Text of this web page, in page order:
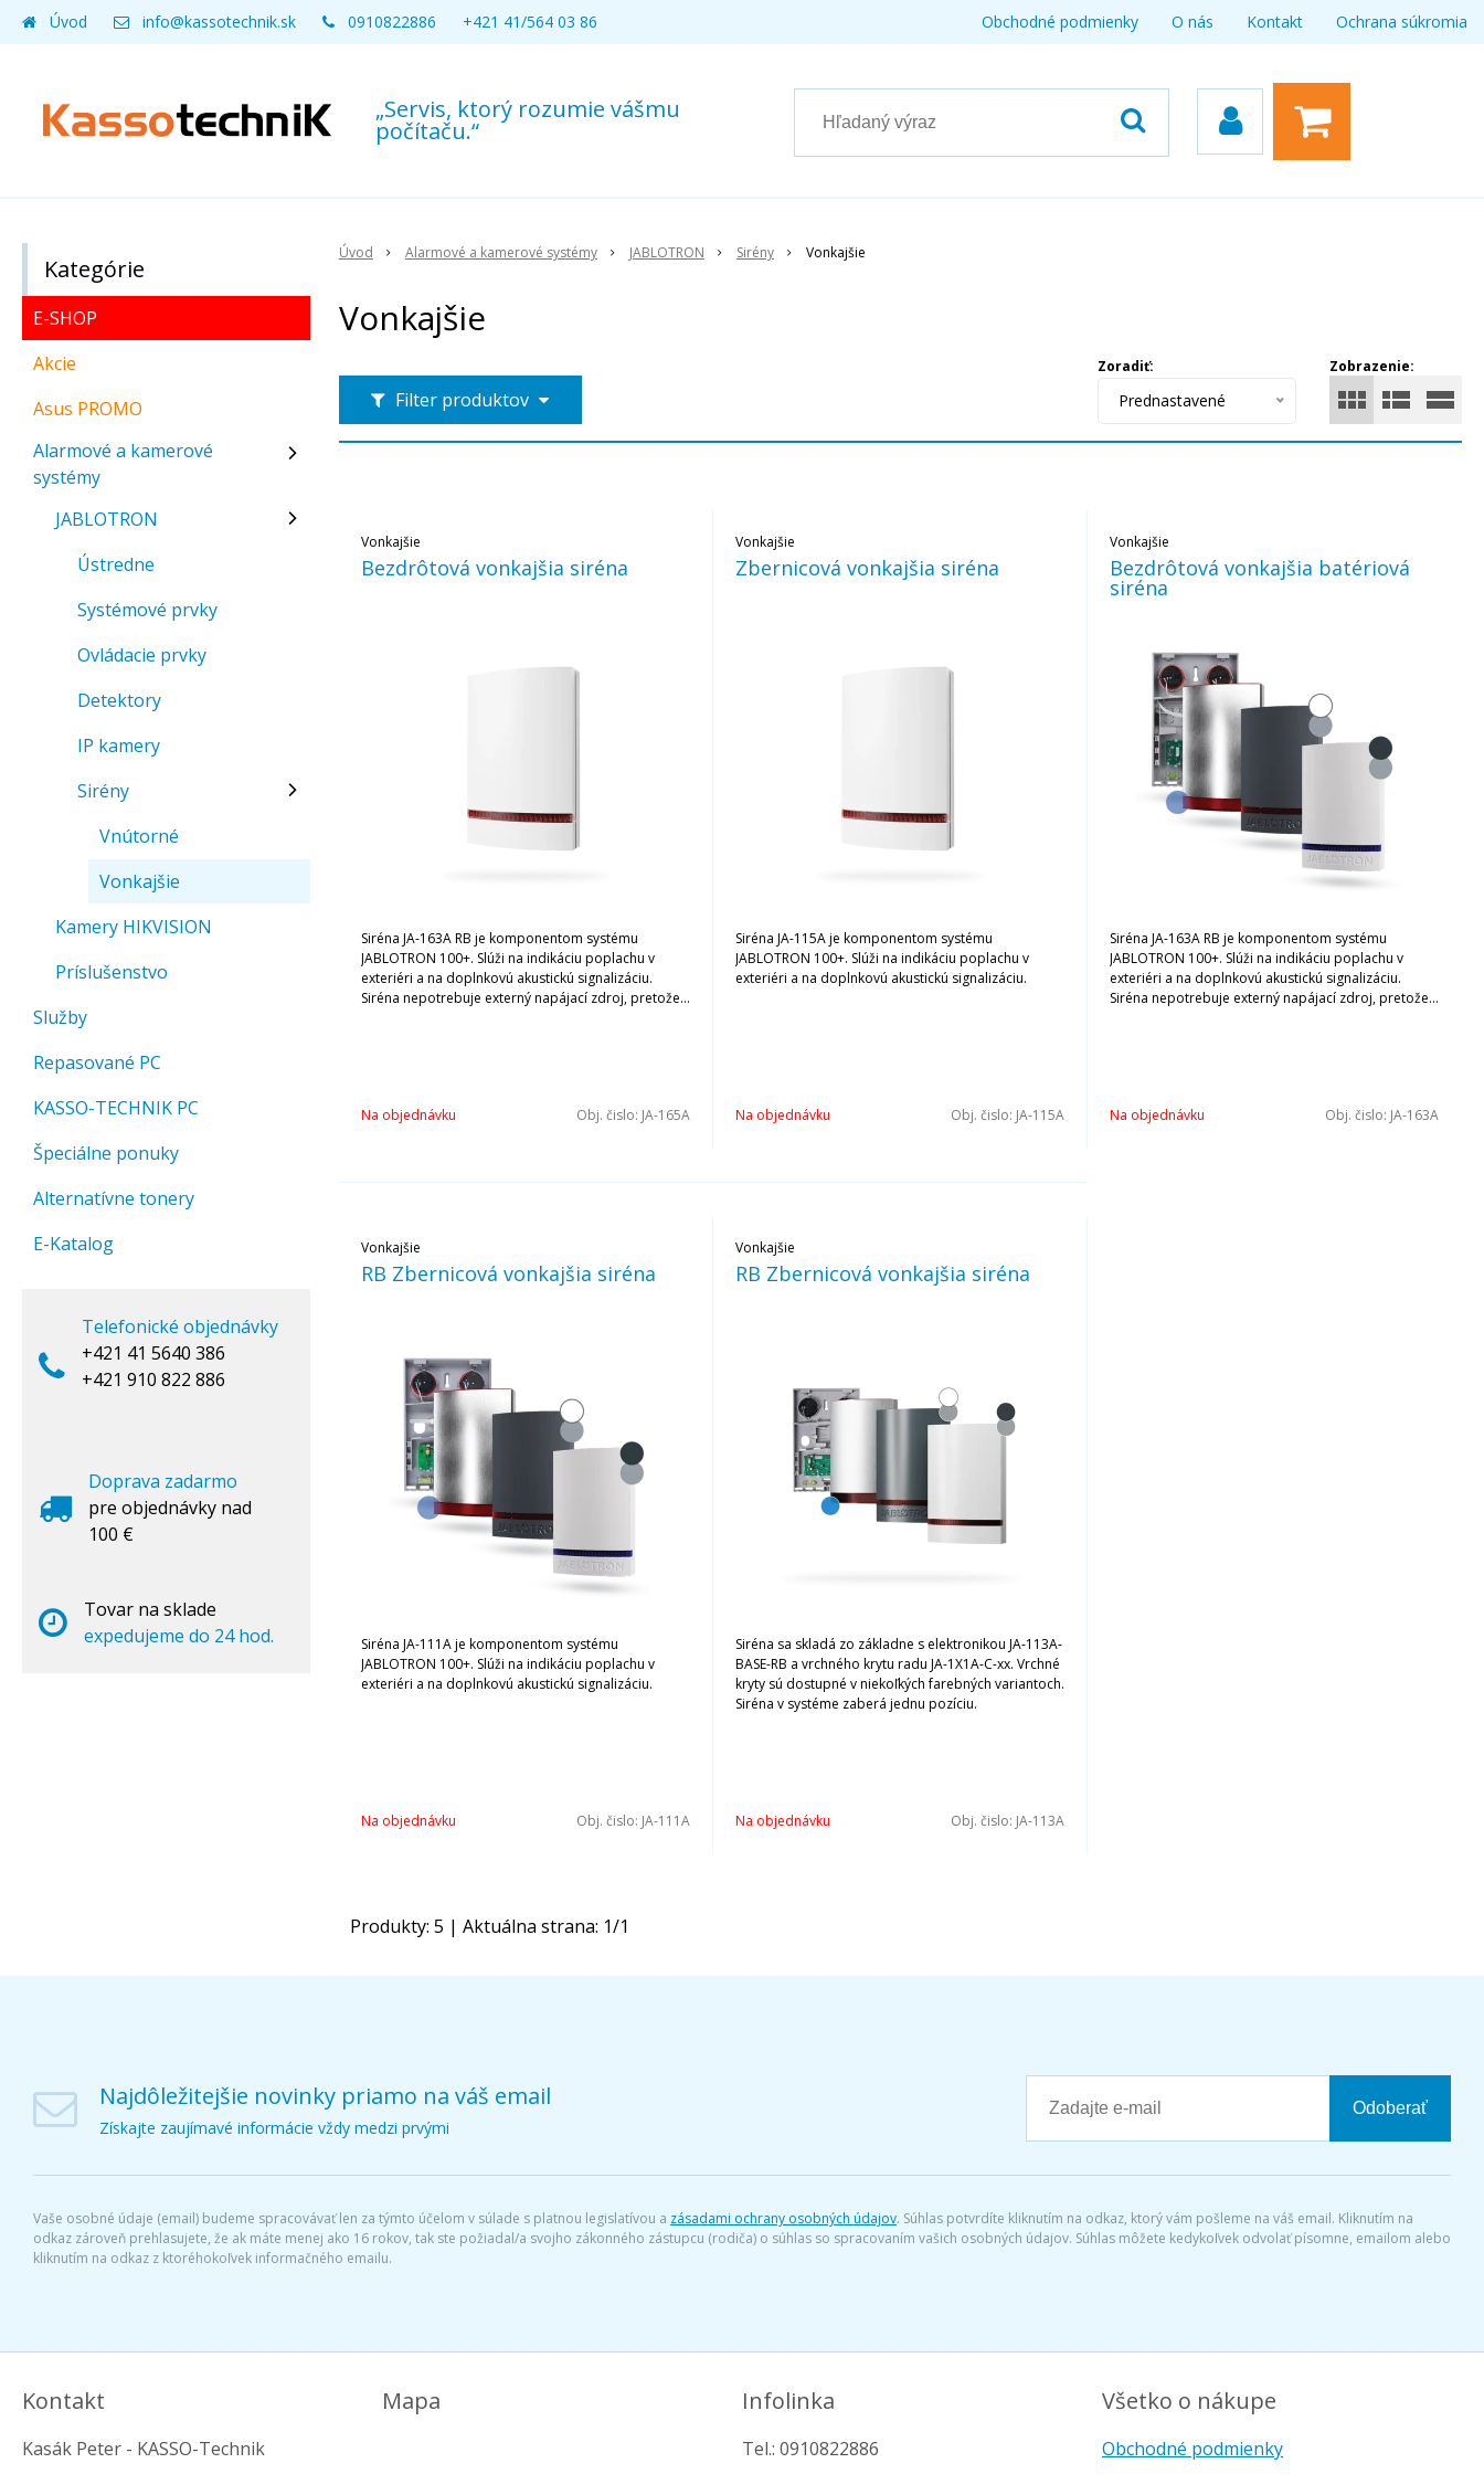
„Servis, ktorý rozumie vášmu
počítaču.“
Úvod info@kassotechnik.sk 0910822886 +421 41/564 03 86 Obchodné podmienky O nás Kontakt Ochrana súkromia
Úvod Alarmové a kamerové systémy JABLOTRON Sirény Vonkajšie
Vonkajšie
Filter produktov
Zobrazenie:
Zoradiť:
Prednastavené
Vonkajšie
Bezdrôtová vonkajšia siréna
Siréna JA-163A RB je komponentom systému
JABLOTRON 100+. Slúži na indikáciu poplachu v
exteriéri a na doplnkovú akustickú signalizáciu.
Siréna nepotrebuje externý napájací zdroj, pretože
Na objednávku Obj. čislo: JA-165A
Vonkajšie
Zbernicová vonkajšia siréna
Siréna JA-115A je komponentom systému
JABLOTRON 100+. Slúži na indikáciu poplachu v
exteriéri a na doplnkovú akustickú signalizáciu.
Na objednávku Obj. čislo: JA-115A
Vonkajšie
Bezdrôtová vonkajšia batériová
siréna
Siréna JA-163A RB je komponentom systému
JABLOTRON 100+. Slúži na indikáciu poplachu v
exteriéri a na doplnkovú akustickú signalizáciu.
Siréna nepotrebuje externý napájací zdroj, pretože
Na objednávku Obj. čislo: JA-163A
Vonkajšie
RB Zbernicová vonkajšia siréna
Siréna JA-111A je komponentom systému
JABLOTRON 100+. Slúži na indikáciu poplachu v
exteriéri a na doplnkovú akustickú signalizáciu.
Na objednávku Obj. čislo: JA-111A
Vonkajšie
RB Zbernicová vonkajšia siréna
Siréna sa skladá zo základne s elektronikou JA-113A-
BASE-RB a vrchného krytu radu JA-1X1A-C-xx. Vrchné
kryty sú dostupné v niekoľkých farebných variantoch.
Siréna v systéme zaberá jednu pozíciu.
Na objednávku Obj. čislo: JA-113A
Produkty: 5 | Aktuálna strana: 1/1
Kategórie
E-SHOP
Akcie
Asus PROMO
Alarmové a kamerové
systémy
JABLOTRON
Ústredne
Systémové prvky
Ovládacie prvky
Detektory
IP kamery
Sirény
Vnútorné
Vonkajšie
Kamery HIKVISION
Príslušenstvo
Služby
Repasované PC
KASSO-TECHNIK PC
Špeciálne ponuky
Alternatívne tonery
E-Katalog
Telefonické objednávky
+421 41 5640 386
+421 910 822 886
Doprava zadarmo
pre objednávky nad
100 €
Tovar na sklade
expedujeme do 24 hod.
Najdôležitejšie novinky priamo na váš email
Získajte zaujímavé informácie vždy medzi prvými
Odoberať
Vaše osobné údaje (email) budeme spracovávať len za týmto účelom v súlade s platnou legislatívou a zásadami ochrany osobných údajov. Súhlas potvrdíte kliknutím na odkaz, ktorý vám pošleme na váš email. Kliknutím na
odkaz zároveň prehlasujete, že ak máte menej ako 16 rokov, tak ste požiadal/a svojho zákonného zástupcu (rodiča) o súhlas so spracovaním vašich osobných údajov. Súhlas môžete kedykoľvek odvolať písomne, emailom alebo
kliknutím na odkaz z ktoréhokoľvek informačného emailu.
Kontakt
Kasák Peter - KASSO-Technik
Mapa Infolinka
Tel.: 0910822886
Všetko o nákupe
Obchodné podmienky